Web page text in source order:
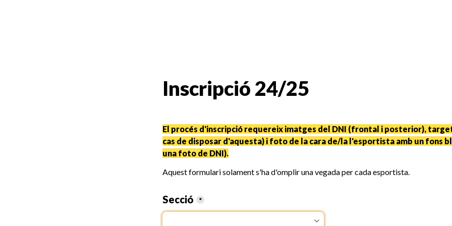
Inscripció 24/25
El procés d'inscripció requereix imatges del DNI (frontal i posterior),
cas de disposar d'aquesta) i foto de la cara de/la l'esportista amb un fons
una foto de DNI).
Aquest formulari solament s'ha d'omplir una vegada per cada esportista.
Secció *